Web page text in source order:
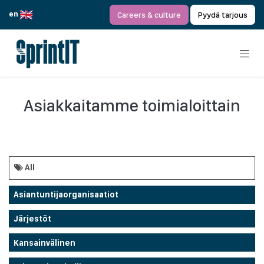
en
Careers & culture Pyydä tarjous
Asiakkaitamme toimialoittain
All
Asiantuntijaorganisaatiot
Järjestöt
Kansainvälinen